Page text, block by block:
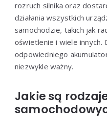
rozruch silnika oraz
działania wszystkich
samochodzie, takich jak
oświetlenie i wiele
odpowiedniego
niezwykle ważny.
Jakie są